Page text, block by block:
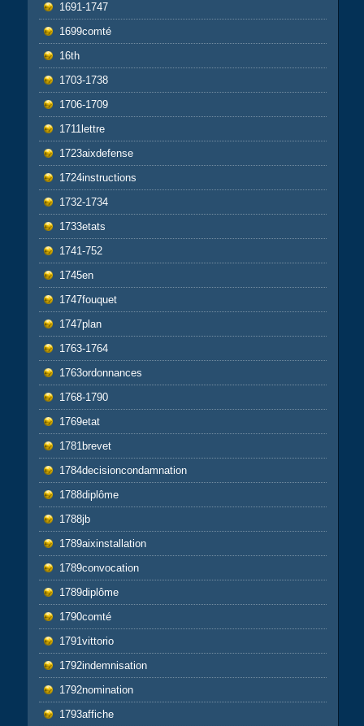
1691-1747
1699comté
16th
1703-1738
1706-1709
1711lettre
1723aixdefense
1724instructions
1732-1734
1733etats
1741-752
1745en
1747fouquet
1747plan
1763-1764
1763ordonnances
1768-1790
1769etat
1781brevet
1784decisioncondamnation
1788diplôme
1788jb
1789aixinstallation
1789convocation
1789diplôme
1790comté
1791vittorio
1792indemnisation
1792nomination
1793affiche